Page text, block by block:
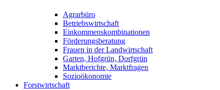
Agrarbüro
Betriebswirtschaft
Einkommenskombinationen
Förderungsberatung
Frauen in der Landwirtschaft
Garten, Hofgrün, Dorfgrün
Marktberichte, Marktfragen
Sozioökonomie
Forstwirtschaft